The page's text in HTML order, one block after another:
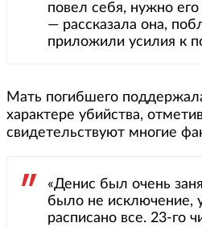
повел себя, нужно его
— рассказала она,
приложили усилия к
Мать погибшего
характере убийства,
свидетельствуют многие
«Денис был очень
было не исключение,
расписано все. 23-го